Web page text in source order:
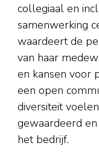
collegiaal en
samenwerking
waardeert de
van haar
en kansen voor
een open
diversiteit
gewaardeerd
het bedrijf.